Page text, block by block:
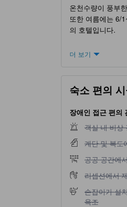
온천수량이 풍부
또한 여름에는 6/
의 호텔입니다.
더 보기
숙소 편의
장애인 접근 편의
객실 내 비상
객실 내 비상
계단 및 복도
계단 및 복도
공공 공간에서
공공 공간에
리셉션에서 제
리셉션에서
손잡이가 설
손잡이가 설
욕조